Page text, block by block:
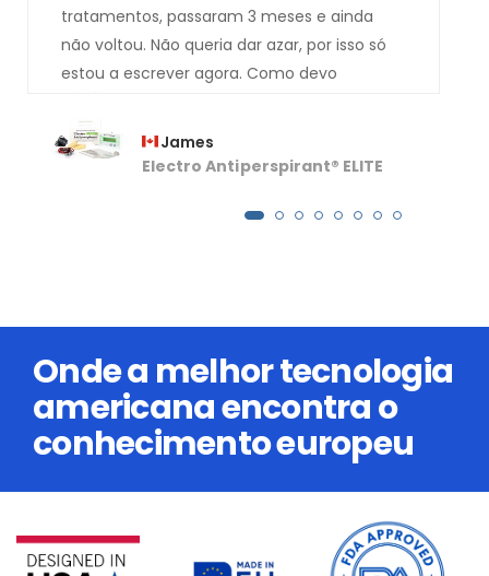
tratamentos, passaram 3 meses e ainda
não voltou. Não queria dar azar, por isso só
estou a escrever agora. Como devo
obrigado pela vossa resposta.
James
Electro Antiperspirant® ELITE
Onde a melhor tecnologia
americana encontra o
conhecimento europeu